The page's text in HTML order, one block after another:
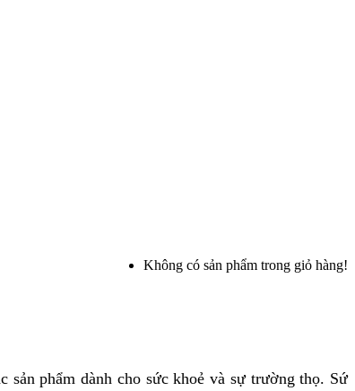
Không có sản phẩm trong giỏ hàng!
phẩm dành cho sức khoẻ và sự trường thọ. Sứ